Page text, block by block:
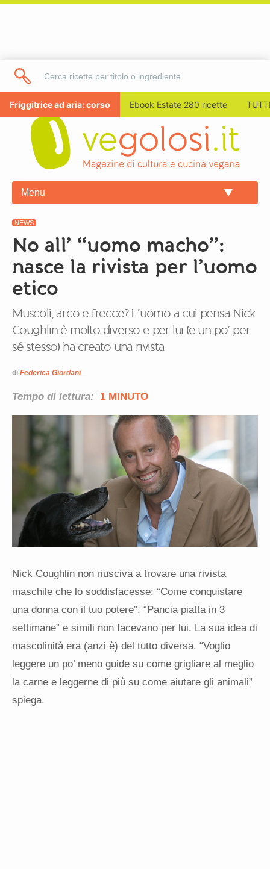
Friggitrice ad aria: corso Ebook Estate 280 ricette
Menu
NEWS
No all’ “uomo macho”:
nasce la rivista per l’uomo
etico
Muscoli, arco e frecce? L’uomo a cui pensa Nick
Coughlin è molto diverso e per lui (e un po’ per
sé stesso) ha creato una rivista
di Federica Giordani
Tempo di lettura: 1 MINUTO
Nick Coughlin non riusciva a trovare una rivista
maschile che lo soddisfacesse: “Come conquistare
una donna con il tuo potere”, “Pancia piatta in 3
settimane” e simili non facevano per lui. La sua idea di
mascolinità era (anzi è) del tutto diversa. “Voglio
leggere un po’ meno guide su come grigliare al meglio
la carne e leggerne di più su come aiutare gli animali”
spiega.